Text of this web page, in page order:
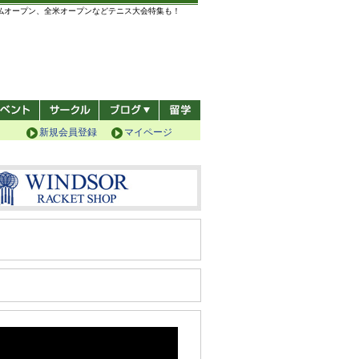
ープン、全米オープンなどテニス大会特集も！
マイページ
新規会員登録